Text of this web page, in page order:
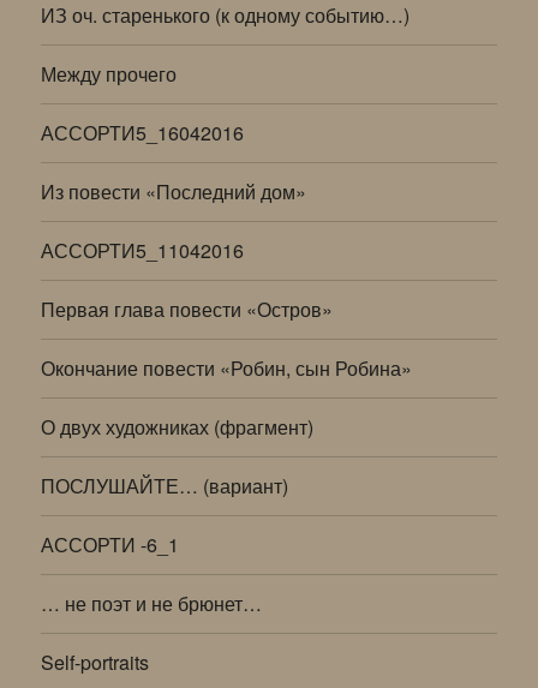
ИЗ оч. старенького (к одному событию…)
Между прочего
АССОРТИ5_16042016
Из повести «Последний дом»
АССОРТИ5_11042016
Первая глава повести «Остров»
Окончание повести «Робин, сын Робина»
О двух художниках (фрагмент)
ПОСЛУШАЙТЕ… (вариант)
АССОРТИ -6_1
… не поэт и не брюнет…
Self-portraits